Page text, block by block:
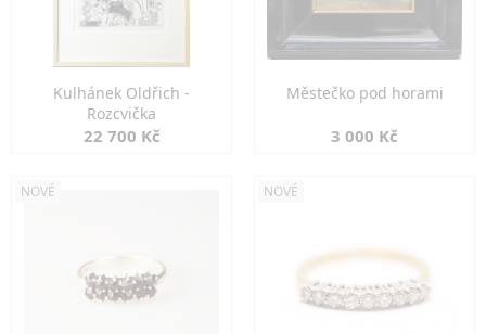
Kulhánek Oldřich -
Rozcvička
22 700 Kč
Městečko pod horami
3 000 Kč
NOVÉ NOVÉ